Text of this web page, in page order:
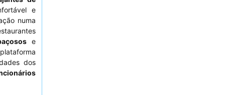
e
numa
e
dos